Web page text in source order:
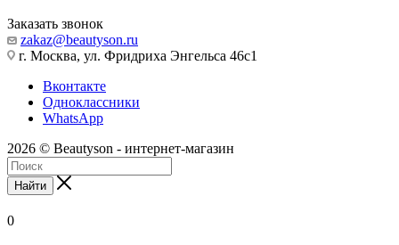
Заказать звонок
zakaz@beautyson.ru
г. Москва, ул. Фридриха Энгельса 46с1
Вконтакте
Одноклассники
WhatsApp
2026 © Beautyson - интернет-магазин
Найти
0